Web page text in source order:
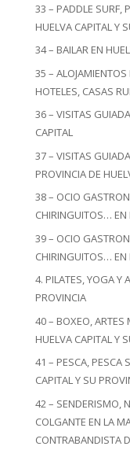
33 – PADDLE SURF,
HUELVA CAPITAL Y
34 – BAILAR EN
35 – ALOJAMIENTOS
HOTELES, CASAS
36 – VISITAS
CAPITAL
37 – VISITAS
PROVINCIA DE
38 – OCIO
CHIRINGUITOS… EN
39 – OCIO
CHIRINGUITOS… EN
4. PILATES, YOGA Y
PROVINCIA
40 – BOXEO, ARTES
HUELVA CAPITAL Y
41 – PESCA, PESCA
CAPITAL Y SU
42 – SENDERISMO,
COLGANTE EN LA
CONTRABANDISTA